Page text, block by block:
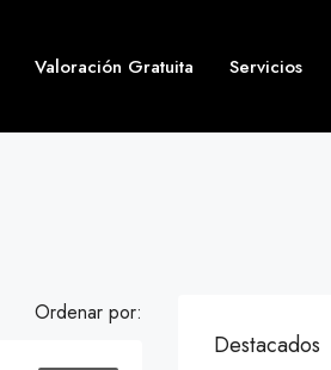
Valoración Gratuita Servicios
Ordenar por:
Destacados